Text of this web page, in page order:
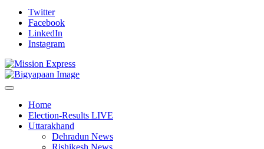
Twitter
Facebook
LinkedIn
Instagram
Home
Election-Results LIVE
Uttarakhand
Dehradun News
Rishikesh News